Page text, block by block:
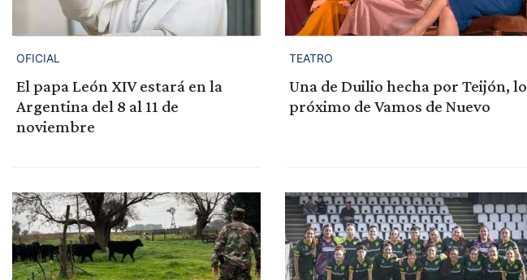
OFICIAL
El papa León XIV estará en la
Argentina del 8 al 11 de
noviembre
TEATRO
Una de Duilio hecha por Teijón, lo
próximo de Vamos de Nuevo